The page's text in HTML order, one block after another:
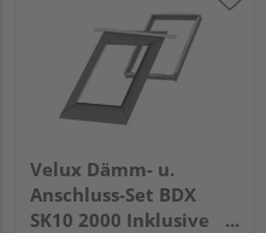
Velux Dämm- u.
Anschluss-Set BDX
SK10 2000 Inklusive